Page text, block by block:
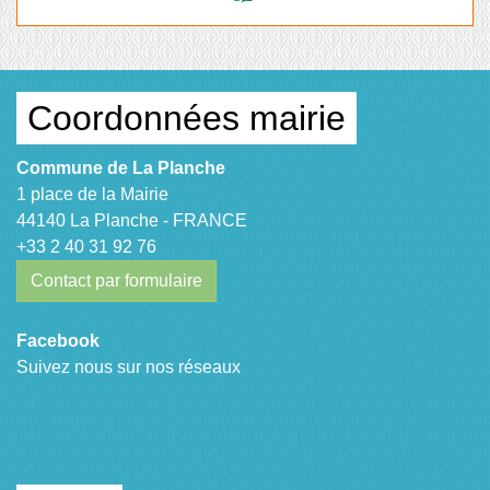
Coordonnées mairie
Commune de La Planche
1 place de la Mairie
44140 La Planche - FRANCE
+33 2 40 31 92 76
Contact par formulaire
Facebook
Suivez nous sur nos réseaux